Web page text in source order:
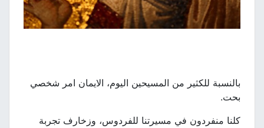
بالنسبة للكثير من المسيحين اليوم، الايمان امر شخصي
بحت.
كلنا منفردون في مسيرتنا للفردوس، وزخارف تجربة